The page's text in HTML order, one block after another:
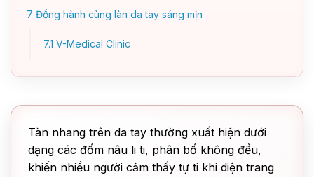
7 Đồng hành cùng làn da tay sáng mịn
7.1 V-Medical Clinic
Tàn nhang trên da tay thường xuất hiện dưới
dạng các đốm nâu li ti, phân bố không đều,
khiến nhiều người cảm thấy tự ti khi diện trang